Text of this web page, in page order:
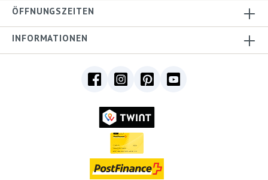
ÖFFNUNGSZEITEN
INFORMATIONEN